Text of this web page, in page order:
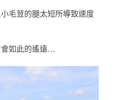
毛荳的腿太短所導致速度
會如此的遙遠…